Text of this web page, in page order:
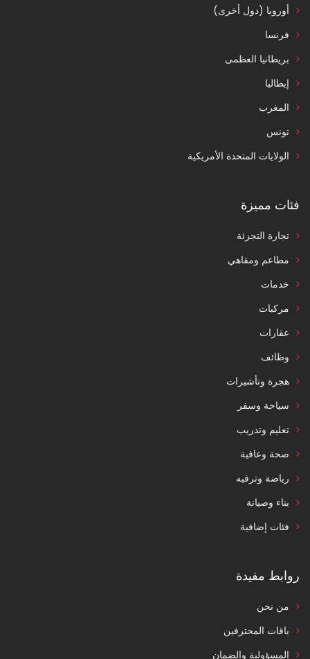
أوروبا (دول أخرى)
فرنسا
بريطانيا العظمى
إيطاليا
المغرب
تونس
الولايات المتحدة الأمريكية
فئات مميزة
تجارة التجزئة
مطاعم ومقاهي
خدمات
مركبات
عقارات
وظائف
هجرة وتأشيرات
سياحة وسفر
تعليم وتدريب
صحة وعافية
رياضة وترفيه
بناء وصيانة
فئات إضافية
روابط مفيدة
من نحن
باقات المحترفين
المسؤولية والضمان